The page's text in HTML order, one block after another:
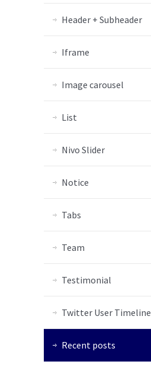
Header + Subheader
Iframe
Image carousel
List
Nivo Slider
Notice
Tabs
Team
Testimonial
Twitter User Timeline
Recent posts